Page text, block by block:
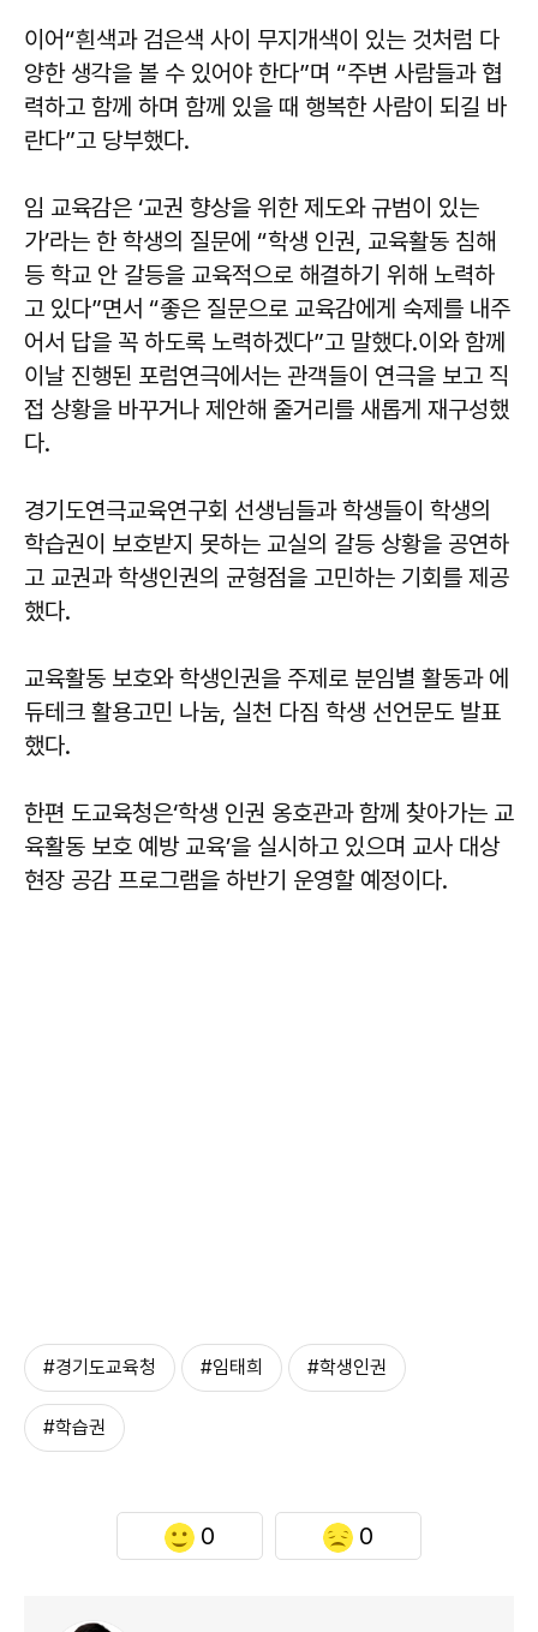
이어“흰색과 검은색 사이 무지개색이 있는 것처럼 다
양한 생각을 볼 수 있어야 한다”며 “주변 사람들과 협
력하고 함께 하며 함께 있을 때 행복한 사람이 되길 바
란다”고 당부했다.
임 교육감은 ‘교권 향상을 위한 제도와 규범이 있는
가’라는 한 학생의 질문에 “학생 인권, 교육활동 침해
등 학교 안 갈등을 교육적으로 해결하기 위해 노력하
고 있다”면서 “좋은 질문으로 교육감에게 숙제를 내주
어서 답을 꼭 하도록 노력하겠다”고 말했다.이와 함께
이날 진행된 포럼연극에서는 관객들이 연극을 보고 직
접 상황을 바꾸거나 제안해 줄거리를 새롭게 재구성했
다.
경기도연극교육연구회 선생님들과 학생들이 학생의
학습권이 보호받지 못하는 교실의 갈등 상황을 공연하
고 교권과 학생인권의 균형점을 고민하는 기회를 제공
했다.
교육활동 보호와 학생인권을 주제로 분임별 활동과 에
듀테크 활용고민 나눔, 실천 다짐 학생 선언문도 발표
했다.
한편 도교육청은‘학생 인권 옹호관과 함께 찾아가는 교
육활동 보호 예방 교육’을 실시하고 있으며 교사 대상
현장 공감 프로그램을 하반기 운영할 예정이다.
#경기도교육청 #임태희 #학생인권
#학습권
0 0